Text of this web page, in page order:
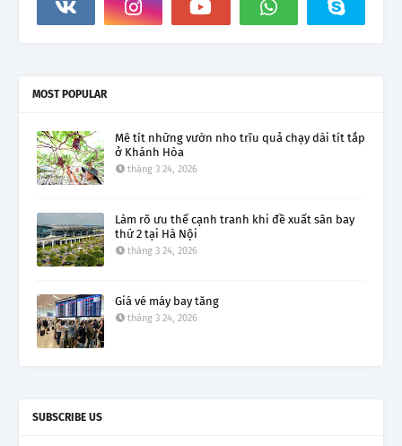
MOST POPULAR
Mê tít những vườn nho trĩu quả chạy dài tít tắp
ở Khánh Hòa
tháng 3 24, 2026
Làm rõ ưu thế cạnh tranh khi đề xuất sân bay
thứ 2 tại Hà Nội
tháng 3 24, 2026
Giá vé máy bay tăng
tháng 3 24, 2026
SUBSCRIBE US